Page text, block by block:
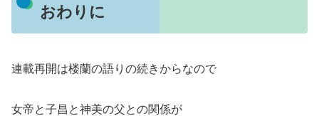
おわりに
連載再開は楼蘭の語りの続きからなので
女帝と子昌と神美の父との関係が